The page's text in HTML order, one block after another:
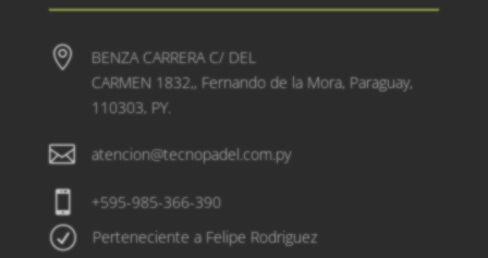

BENZA CARRERA C/ DEL
CARMEN 1832,, Fernando de la Mora, Paraguay,
110303, PY.
 atencion@tecnopadel.com.py
 +595-985-366-390
R Perteneciente a Felipe Rodriguez